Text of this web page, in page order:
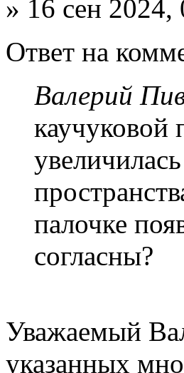
» 16 сен 2024,
Ответ на
Валерий
каучуковой
палочке
согласны?
Уважаемый
указанных